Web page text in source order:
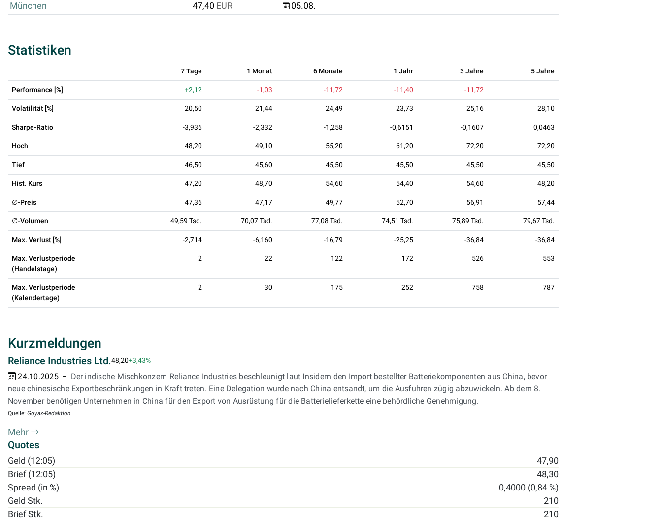
München
47,40 EUR 05.08.
Statistiken
7 Tage 1 Monat 6 Monate 1 Jahr 3 Jahre 5 Jahre
Performance [%] +2,12 -1,03 -11,72 -11,40 -11,72
Volatilität [%] 20,50 21,44 24,49 23,73 25,16 28,10
Sharpe-Ratio -3,936 -2,332 -1,258 -0,6151 -0,1607 0,0463
Hoch 48,20 49,10 55,20 61,20 72,20 72,20
Tief 46,50 45,60 45,50 45,50 45,50 45,50
Hist. Kurs 47,20 48,70 54,60 54,40 54,60 48,20
∅-Preis 47,36 47,17 49,77 52,70 56,91 57,44
∅-Volumen 49,59 Tsd. 70,07 Tsd. 77,08 Tsd. 74,51 Tsd. 75,89 Tsd. 79,67 Tsd.
Max. Verlust [%] -2,714 -6,160 -16,79 -25,25 -36,84 -36,84
Max. Verlustperiode
(Handelstage)
2 22 122 172 526 553
Max. Verlustperiode
(Kalendertage)
2 30 175 252 758 787
Kurzmeldungen
Reliance Industries Ltd.48,20+3,43%
24.10.2025
Der indische Mischkonzern Reliance Industries beschleunigt laut Insidern den Import bestellter Batteriekomponenten aus China, bevor
neue chinesische Exportbeschränkungen in Kraft treten. Eine Delegation wurde nach China entsandt, um die Ausfuhren zügig abzuwickeln. Ab dem 8.
November benötigen Unternehmen in China für den Export von Ausrüstung für die Batterielieferkette eine behördliche Genehmigung.
Quelle: Goyax-Redaktion
Mehr
Quotes
Geld (12:05)
47,90
Brief (12:05)
48,30
Spread (in %)
0,4000 (0,84 %)
Geld Stk.
210
Brief Stk.
210